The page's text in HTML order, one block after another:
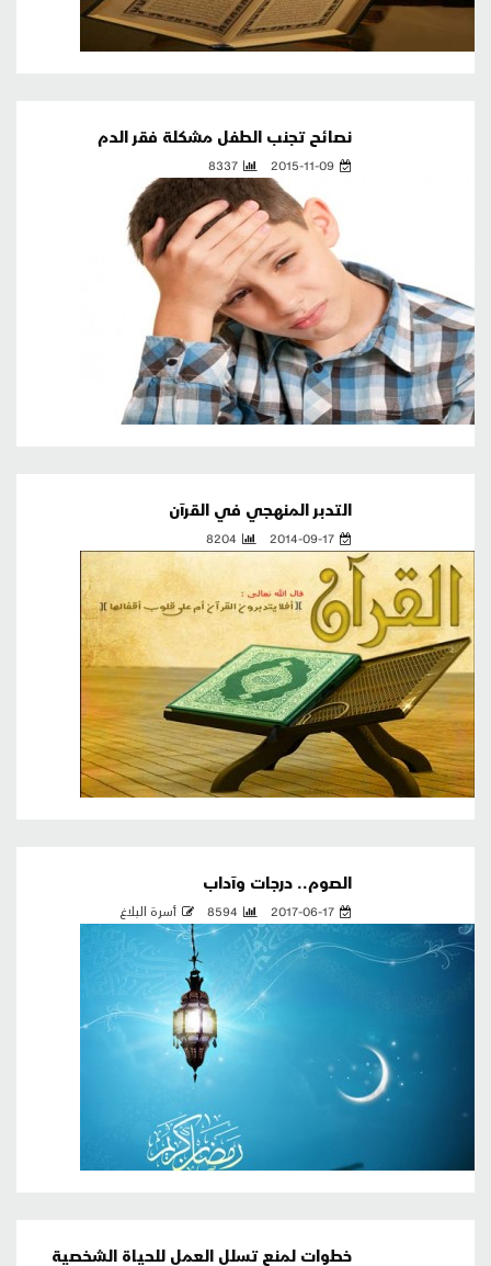
نصائح تجنب الطفل مشكلة فقر الدم
2015-11-09
8337
التدبر المنهجي في القرآن
2014-09-17
8204
الصوم.. درجات وآداب
2017-06-17
8594 أسرة البلاغ
خطوات لمنع تسلل العمل للحياة الشخصية